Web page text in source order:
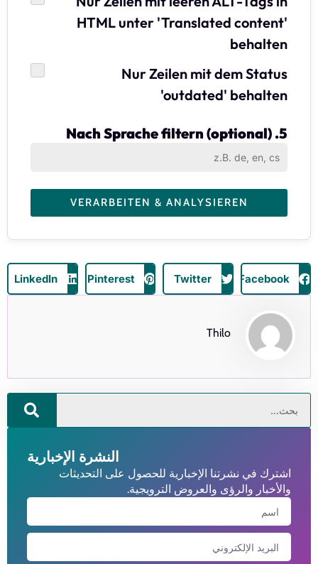
النشرة الإخبارية
اشترك في نشرتنا الإخبارية للحصول على التحديثات
والأخبار والرؤى والعروض الترويجية.
HTML unter 'Translated content'
behalten
Nur Zeilen mit dem Status
'outdated' behalten
5. Nach Sprache filtern (optional)
Facebook
Twitter
Pinterest
LinkedIn
Thilo